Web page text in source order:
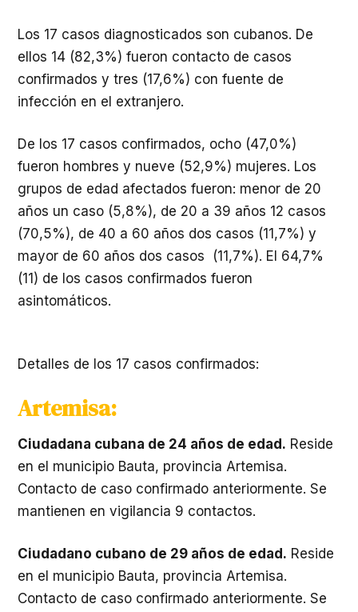
Los 17 casos diagnosticados son cubanos. De
ellos 14 (82,3%) fueron contacto de casos
confirmados y tres (17,6%) con fuente de
infección en el extranjero.
De los 17 casos confirmados, ocho (47,0%)
fueron hombres y nueve (52,9%) mujeres. Los
grupos de edad afectados fueron: menor de 20
años un caso (5,8%), de 20 a 39 años 12 casos
(70,5%), de 40 a 60 años dos casos (11,7%) y
mayor de 60 años dos casos (11,7%). El 64,7%
(11) de los casos confirmados fueron
asintomáticos.
Detalles de los 17 casos confirmados:
Artemisa:
Ciudadana cubana de 24 años de edad. Reside
en el municipio Bauta, provincia Artemisa.
Contacto de caso confirmado anteriormente. Se
mantienen en vigilancia 9 contactos.
Ciudadano cubano de 29 años de edad. Reside
en el municipio Bauta, provincia Artemisa.
Contacto de caso confirmado anteriormente. Se